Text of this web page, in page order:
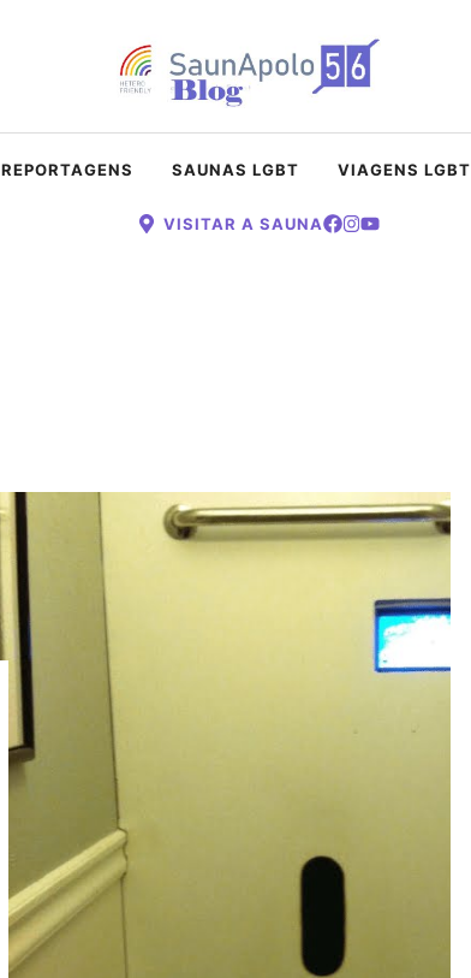
REPORTAGENS SAUNAS LGBT VIAGENS LGBT
VISITAR A SAUNA